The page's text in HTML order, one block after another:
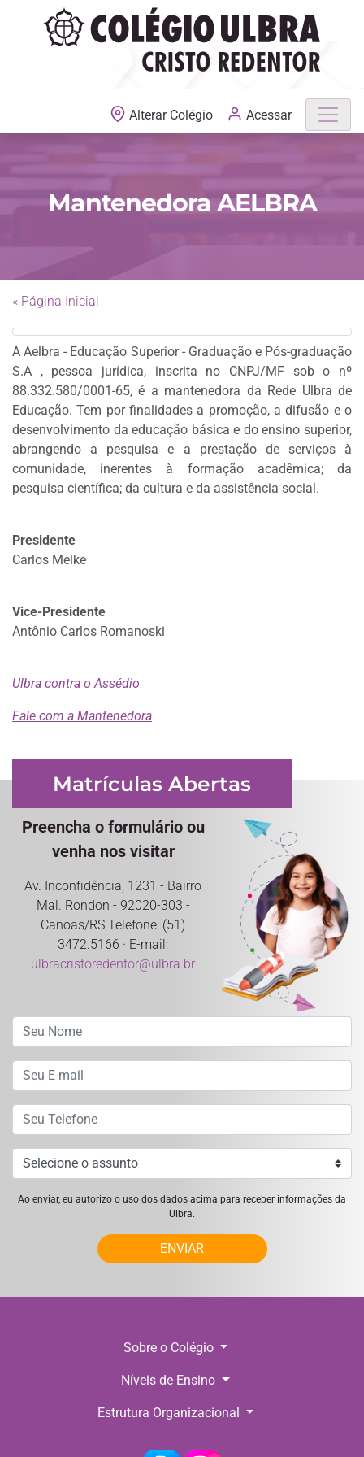
MATRÍCULAS ABERTAS
Alterar Colégio Acessar
Mantenedora AELBRA
« Página Inicial
A Aelbra - Educação Superior - Graduação e Pós-graduação
S.A , pessoa jurídica, inscrita no CNPJ/MF sob o nº
88.332.580/0001-65, é a mantenedora da Rede Ulbra de
Educação. Tem por finalidades a promoção, a difusão e o
desenvolvimento da educação básica e do ensino superior,
abrangendo a pesquisa e a prestação de serviços à
comunidade, inerentes à formação acadêmica; da
pesquisa científica; da cultura e da assistência social.
Presidente
Carlos Melke
Vice-Presidente
Antônio Carlos Romanoski
Ulbra contra o Assédio
Fale com a Mantenedora
Matrículas Abertas
Preencha o formulário ou
venha nos visitar
Av. Inconfidência, 1231 - Bairro
Mal. Rondon - 92020-303 -
Canoas/RS Telefone: (51)
3472.5166 · E-mail:
ulbracristoredentor@ulbra.br
Ao enviar, eu autorizo o uso dos dados acima para receber informações da
Ulbra.
ENVIAR
Sobre o Colégio
Níveis de Ensino
Estrutura Organizacional